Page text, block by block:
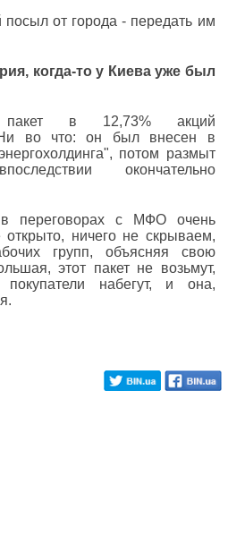
посыл от города - передать им
когда-то у Киева уже был
в 12,73% акций
Ни во что: он был внесен в
потом размыт
окончательно
переговорах с МФО очень
ничего не скрываем,
групп, объясняя свою
этот пакет не возьмут,
набегут, и она,